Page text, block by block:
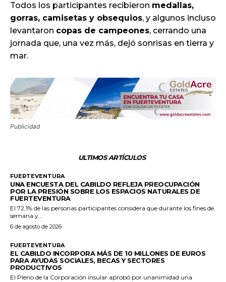
Todos los participantes recibieron medallas,
gorras, camisetas y obsequios, y algunos incluso
levantaron copas de campeones, cerrando una
jornada que, una vez más, dejó sonrisas en tierra y
mar.
Publicidad
ULTIMOS ARTÍCULOS
FUERTEVENTURA
UNA ENCUESTA DEL CABILDO REFLEJA PREOCUPACIÓN
POR LA PRESIÓN SOBRE LOS ESPACIOS NATURALES DE
FUERTEVENTURA
El 72,1% de las personas participantes considera que durante los fines de
semana y...
6 de agosto de 2026
FUERTEVENTURA
EL CABILDO INCORPORA MÁS DE 10 MILLONES DE EUROS
PARA AYUDAS SOCIALES, BECAS Y SECTORES
PRODUCTIVOS
El Pleno de la Corporación insular aprobó por unanimidad una